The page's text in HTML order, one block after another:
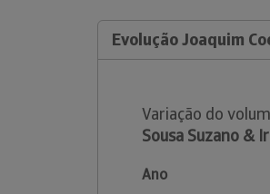
Evolução Joaquim
Variação do
Sousa Suzano &
Ano